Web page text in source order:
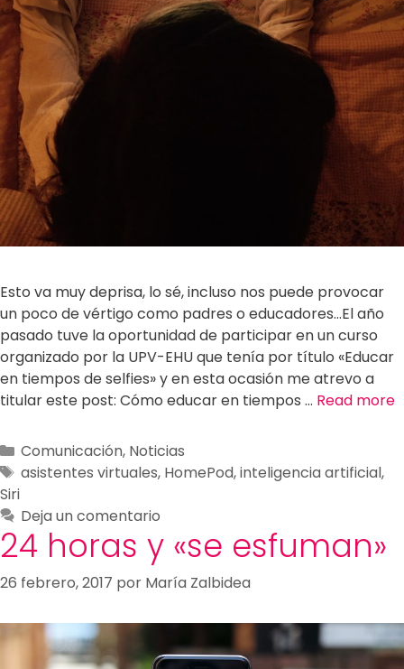
Esto va muy deprisa, lo sé, incluso nos puede provocar
un poco de vértigo como padres o educadores…El año
pasado tuve la oportunidad de participar en un curso
organizado por la UPV-EHU que tenía por título «Educar
en tiempos de selfies» y en esta ocasión me atrevo a
titular este post: Cómo educar en tiempos … Read more
Comunicación, Noticias
asistentes virtuales, HomePod,inteligencia artificial,
Siri
Deja un comentario
24 horas y «se esfuman»
26 febrero, 2017 por María Zalbidea